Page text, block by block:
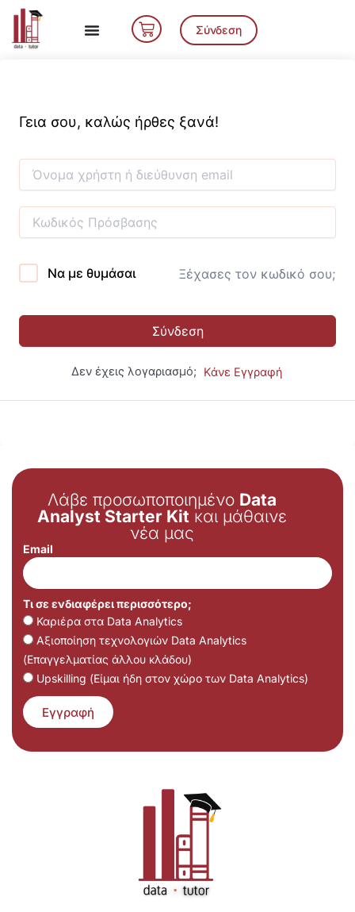
Μετάβαση
περιεχόμενο
Cart Σύνδεση
Γεια σου, καλώς ήρθες ξανά!
Να με θυμάσαι Ξέχασες τον κωδικό σου;
Σύνδεση
Δεν έχεις λογαριασμό; Κάνε Εγγραφή
Λάβε προσωποποιημένο Data
Analyst Starter Kit και μάθαινε
νέα μας
Email
Τι σε ενδιαφέρει περισσότερο;
Καριέρα στα Data Analytics
Αξιοποίηση τεχνολογιών Data Analytics
(Επαγγελματίας άλλου κλάδου)
Upskilling (Είμαι ήδη στον χώρο των Data Analytics)
Εγγραφή